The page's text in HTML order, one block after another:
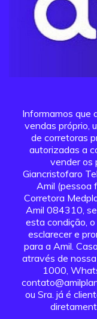
Informamos que
vendas próprio,
de corretoras
autorizadas a
vender os
Giancristofaro
Amil (pessoa
Corretora
Amil 084310,
esta condição,
esclarecer e
para a Amil.
através de
1000,
ou Sra. já é